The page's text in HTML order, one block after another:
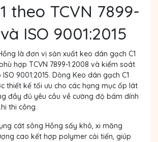
theo TCVN 7899-
ISO 9001:2015
là đơn vị sản xuất keo dán gạch C1
hợp TCVN 7899-1:2008 và kiểm soát
9001:2015. Dòng Keo dán gạch C1
thiết kế tối ưu cho các hạng mục ốp lát
đầy đủ yêu cầu về cường độ bám dính
thi công.
cát sông Hồng sấy khô, xi măng
cao kết hợp polymer cải tiến, giúp